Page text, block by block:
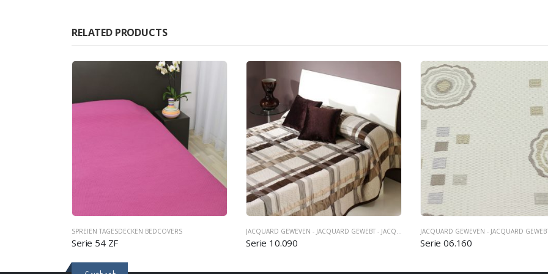
RELATED PRODUCTS
SPREIEN TAGESDECKEN BEDCOVERS
Serie 54 ZF
,SPREIEN TAGESDECKEN
Serie 10.090 Serie 06.160